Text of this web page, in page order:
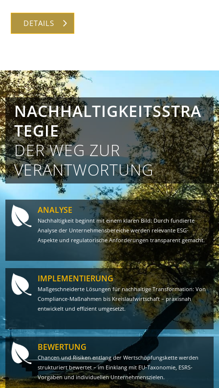
DETAILS
NACHHALTIGKEITSSTRA
TEGIE
DER WEG ZUR
VERANTWORTUNG
ANALYSE
Nachhaltigkeit beginnt mit einem klaren Bild: Durch fundierte
Analyse der Unter­nehmens­bereiche werden relevante ESG-
Aspekte und regulatorische Anforderungen transparent gemacht.
IMPLEMENTIERUNG
Maßgeschneiderte Lösungen für nachhaltige Transformation: Von
Compliance-Maßnahmen bis Kreislaufwirtschaft – praxisnah
entwickelt und effizient umgesetzt.
BEWERTUNG
Chancen und Risiken entlang der Wertschöpfungskette werden
strukturiert bewertet – im Einklang mit EU-Taxonomie, ESRS-
Vorgaben und individuellen Unternehmenszielen.